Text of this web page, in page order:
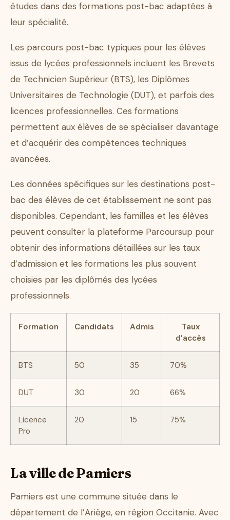
études dans des formations post-bac adaptées à
leur spécialité.
Les parcours post-bac typiques pour les élèves
issus de lycées professionnels incluent les Brevets
de Technicien Supérieur (BTS), les Diplômes
Universitaires de Technologie (DUT), et parfois des
licences professionnelles. Ces formations
permettent aux élèves de se spécialiser davantage
et d’acquérir des compétences techniques
avancées.
Les données spécifiques sur les destinations post-
bac des élèves de cet établissement ne sont pas
disponibles. Cependant, les familles et les élèves
peuvent consulter la plateforme Parcoursup pour
obtenir des informations détaillées sur les taux
d’admission et les formations les plus souvent
choisies par les diplômés des lycées
professionnels.
Formation Candidats Admis
Taux
d’accès
BTS 50 35 70%
DUT 30 20 66%
Licence
Pro
20 15 75%
La ville de Pamiers
Pamiers est une commune située dans le
département de l’Ariège, en région Occitanie. Avec